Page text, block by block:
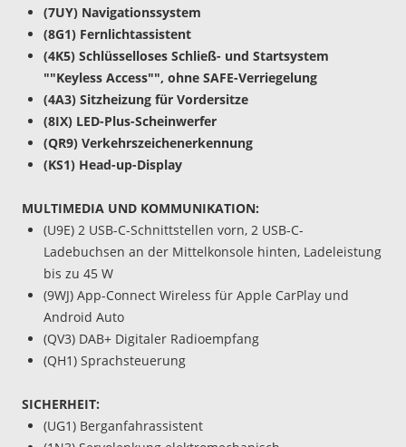
(7UY) Navigationssystem
(8G1) Fernlichtassistent
(4K5) Schlüsselloses Schließ- und Startsystem
""Keyless Access"", ohne SAFE-Verriegelung
(4A3) Sitzheizung für Vordersitze
(8IX) LED-Plus-Scheinwerfer
(QR9) Verkehrszeichenerkennung
(KS1) Head-up-Display
MULTIMEDIA UND KOMMUNIKATION:
(U9E) 2 USB-C-Schnittstellen vorn, 2 USB-C-
Ladebuchsen an der Mittelkonsole hinten, Ladeleistung
bis zu 45 W
(9WJ) App-Connect Wireless für Apple CarPlay und
Android Auto
(QV3) DAB+ Digitaler Radioempfang
(QH1) Sprachsteuerung
SICHERHEIT:
(UG1) Berganfahrassistent